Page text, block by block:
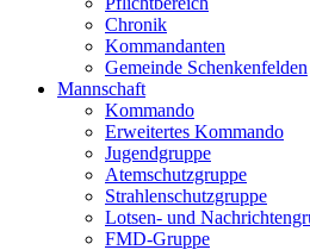
Chronik
Kommandanten
Gemeinde Schenkenfelden
Mannschaft
Kommando
Erweitertes Kommando
Jugendgruppe
Atemschutzgruppe
Strahlenschutzgruppe
Lotsen- und
FMD-Gruppe